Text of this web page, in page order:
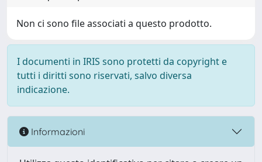
Non ci sono file associati a questo prodotto.
I documenti in IRIS sono protetti da copyright e
tutti i diritti sono riservati, salvo diversa
indicazione.
Informazioni